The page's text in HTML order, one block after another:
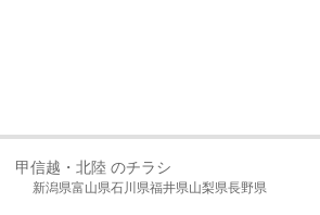
甲信越・北陸 のチラシ
新潟県富山県石川県福井県山梨県長野県